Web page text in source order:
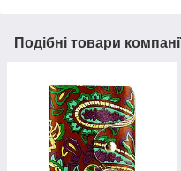
Подібні товари